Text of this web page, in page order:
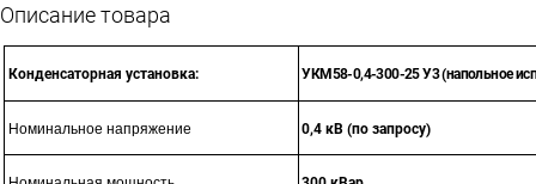
Описание товара
Конденсаторная установка: УКМ58-0,4-300-25 У3 (напольное
Номинальное напряжение 0,4 кВ (по запросу)